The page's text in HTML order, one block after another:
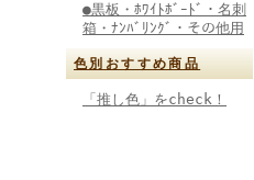
●黒板・ﾎﾜｲﾄﾎﾞｰﾄﾞ・名刺
箱・ﾅﾝﾊﾞﾘﾝｸﾞ・その他用
色別おすすめ商品
「推し色」をcheck！